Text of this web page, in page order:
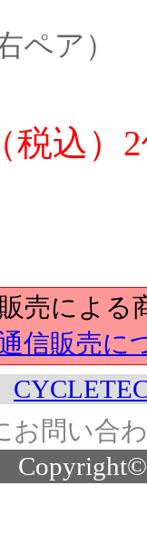
ペア）
税込）
売による
信販売に
お問い合